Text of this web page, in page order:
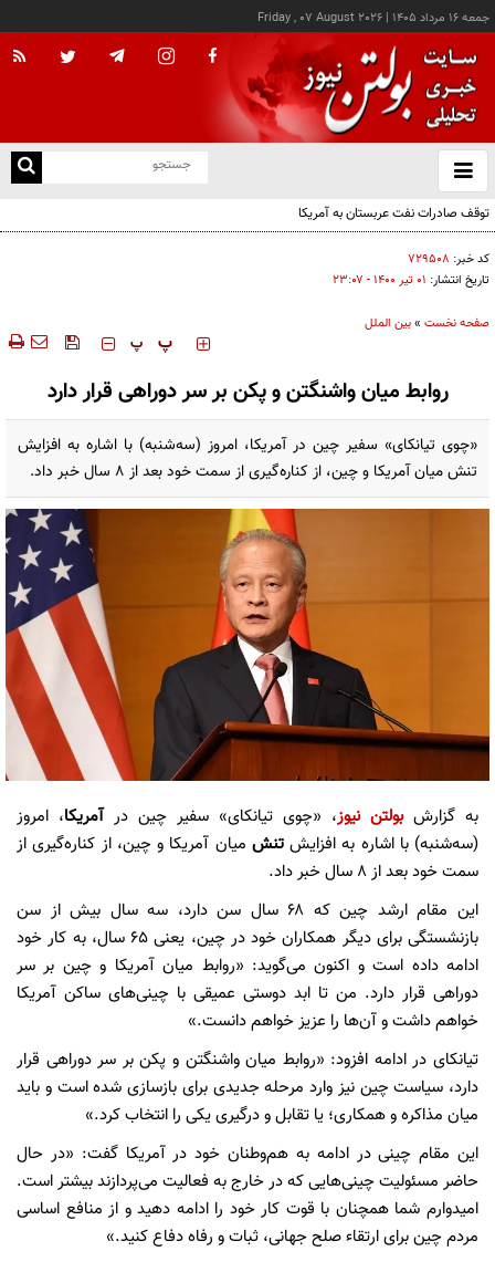
جمعه ۱۶ مرداد ۱۴۰۵ |
Friday , 07 August 2026
باز
و
توقف صادرات نفت عربستان به آمریکا
کد خبر: ۷۲۹۵۰۸
تاریخ انتشار: ۰۱ تير ۱۴۰۰ - ۲۳:۰۷
صفحه نخست »بین الملل
‍‍‍ پ پ
روابط میان واشنگتن و پکن بر سر دوراهی قرار دارد
«چوی تیانکای» سفیر چین در آمریکا، امروز (سه‌شنبه) با اشاره به افزایش
تنش میان آمریکا و چین، از کناره‌گیری از سمت خود بعد از ۸ سال خبر داد.
به گزارشبولتن نیوز، «چوی تیانکای» سفیر چین در آمریکا، امروز
(سه‌شنبه) با اشاره به افزایش تنش میان آمریکا و چین، از کناره‌گیری از
سمت خود بعد از ۸ سال خبر داد.
این مقام ارشد چین که ۶۸ سال سن دارد، سه سال بیش از سن
بازنشستگی برای دیگر همکاران خود در چین، یعنی ۶۵ سال، به کار خود
ادامه داده است و اکنون می‌گوید: «روابط میان آمریکا و چین بر سر
دوراهی قرار دارد. من تا ابد دوستی عمیقی با چینی‌های ساکن آمریکا
خواهم داشت و آن‌ها را عزیز خواهم دانست.»
تیانکای در ادامه افزود: «روابط میان واشنگتن و پکن بر سر دوراهی قرار
دارد، سیاست چین نیز وارد مرحله جدیدی برای بازسازی شده است و باید
میان مذاکره و همکاری؛ یا تقابل و درگیری یکی را انتخاب کرد.»
این مقام چینی در ادامه به هم‌وطنان خود در آمریکا گفت: «در حال
حاضر مسئولیت چینی‌هایی که در خارج به فعالیت می‌پردازند بیشتر است.
امیدوارم شما همچنان با قوت کار خود را ادامه دهید و از منافع اساسی
مردم چین برای ارتقاء صلح جهانی، ثبات و رفاه دفاع کنید.»